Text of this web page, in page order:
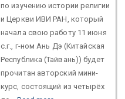
по изучению истории религии
и Церкви ИВИ РАН, который
начала свою работу 11 июня
с.г., г-ном Ань Дэ (Китайская
Республика (Тайвань)) будет
прочитан авторский мини-
курс, состоящий из четырёх